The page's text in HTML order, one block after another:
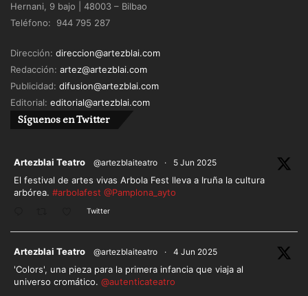
Hernani, 9 bajo | 48003 – Bilbao
Teléfono: 944 795 287
Dirección: direccion@artezblai.com
Redacción: artez@artezblai.com
Publicidad: difusion@artezblai.com
Editorial: editorial@artezblai.com
Síguenos en Twitter
Artezblai Teatro @artezblaiteatro · 5 Jun 2025
El festival de artes vivas Arbola Fest lleva a Iruña la cultura
arbórea. #arbolafest @Pamplona_ayto
Twitter
Artezblai Teatro @artezblaiteatro · 4 Jun 2025
'Colors', una pieza para la primera infancia que viaja al
universo cromático. @autenticateatro